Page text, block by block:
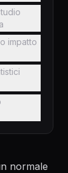
impatto
normale